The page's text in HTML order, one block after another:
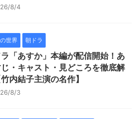
8/4
世界 朝ドラ
「あすか」本編が配信開始！あ
じ・キャスト・見どころを徹底解
内結子主演の名作】
8/3